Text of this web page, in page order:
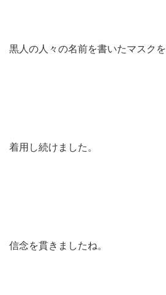
黒人の人々の名前を書いたマスクを
着用し続けました。
信念を貫きましたね。